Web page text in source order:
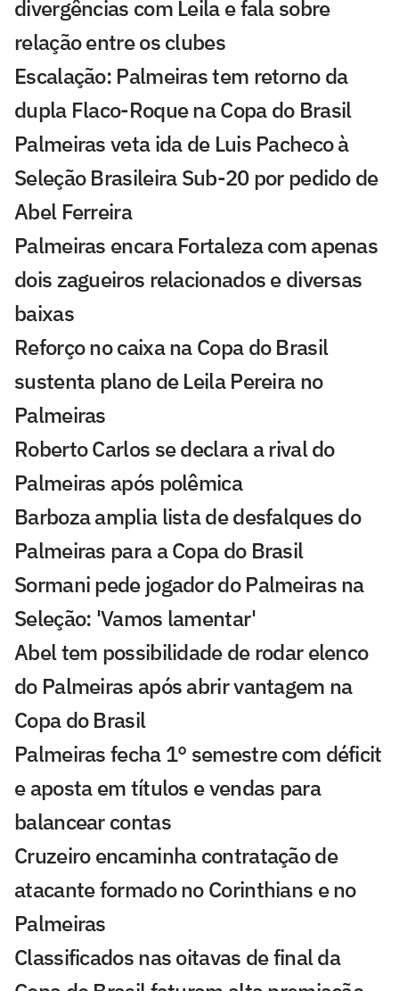
divergências com Leila e fala sobre
relação entre os clubes
Escalação: Palmeiras tem retorno da
dupla Flaco-Roque na Copa do Brasil
Palmeiras veta ida de Luis Pacheco à
Seleção Brasileira Sub-20 por pedido de
Abel Ferreira
Palmeiras encara Fortaleza com apenas
dois zagueiros relacionados e diversas
baixas
Reforço no caixa na Copa do Brasil
sustenta plano de Leila Pereira no
Palmeiras
Roberto Carlos se declara a rival do
Palmeiras após polêmica
Barboza amplia lista de desfalques do
Palmeiras para a Copa do Brasil
Sormani pede jogador do Palmeiras na
Seleção: 'Vamos lamentar'
Abel tem possibilidade de rodar elenco
do Palmeiras após abrir vantagem na
Copa do Brasil
Palmeiras fecha 1° semestre com déficit
e aposta em títulos e vendas para
balancear contas
Cruzeiro encaminha contratação de
atacante formado no Corinthians e no
Palmeiras
Classificados nas oitavas de final da